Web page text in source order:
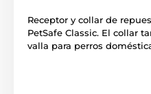
Receptor y collar de
PetSafe Classic. El collar
valla para perros